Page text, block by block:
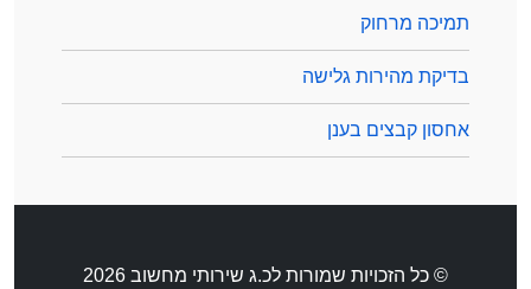
תמיכה מרחוק
בדיקת מהירות גלישה
אחסון קבצים בענן
© כל הזכויות שמורות לכ.ג שירותי מחשוב 2026